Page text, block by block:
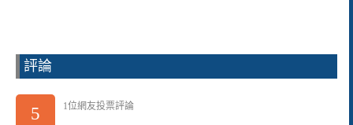
評論
5 1位網友投票評論